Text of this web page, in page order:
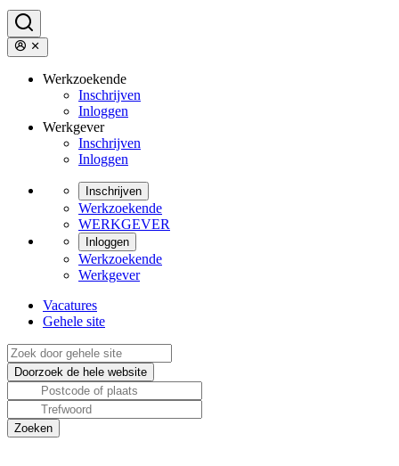
Werkzoekende
Inschrijven
Inloggen
Werkgever
Inschrijven
Inloggen
Inschrijven
Werkzoekende
WERKGEVER
Inloggen
Werkzoekende
Werkgever
Vacatures
Gehele site